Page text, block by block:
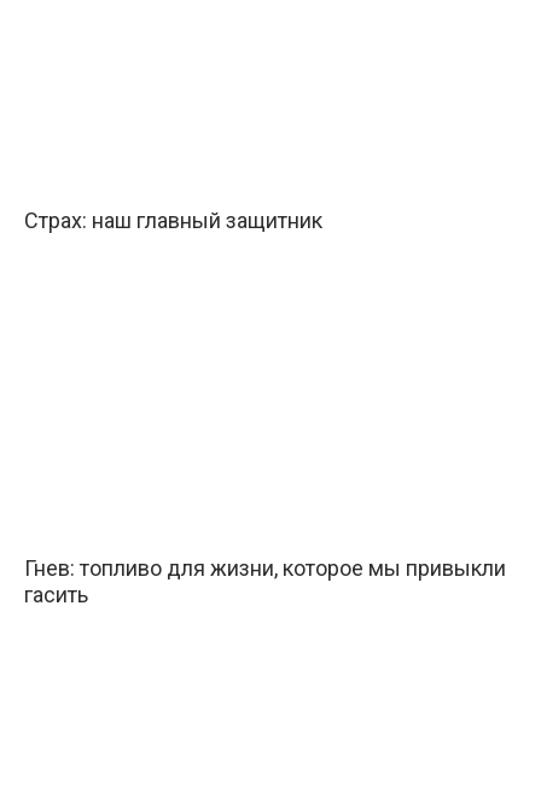
Страх: наш главный защитник
Гнев: топливо для жизни, которое мы привыкли
гасить